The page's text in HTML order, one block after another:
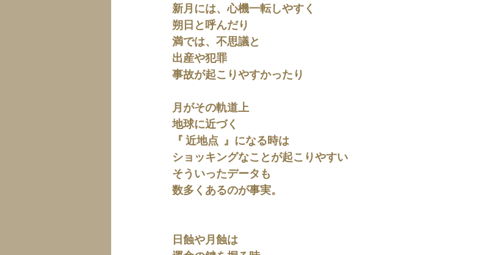
新月には、心機一転しやすく
朔日と呼んだり
満では、不思議と
出産や犯罪
事故が起こりやすかったり
月がその軌道上
地球に近づく
『 近地点  』になる時は
ショッキングなことが起こりやすい
そういったデータも
数多くあるのが事実。
日蝕や月蝕は